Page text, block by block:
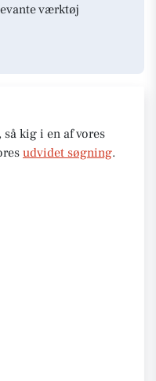
værktøj
kig i en af vores
udvidet søgning.